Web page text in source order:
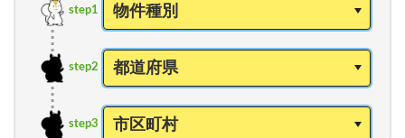
step1
step2
step3